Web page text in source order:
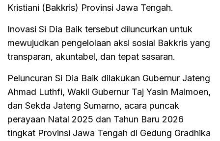
Kristiani (Bakkris) Provinsi Jawa Tengah.
Inovasi Si Dia Baik tersebut diluncurkan untuk
mewujudkan pengelolaan aksi sosial Bakkris yang
transparan, akuntabel, dan tepat sasaran.
Peluncuran Si Dia Baik dilakukan Gubernur Jateng
Ahmad Luthfi, Wakil Gubernur Taj Yasin Maimoen,
dan Sekda Jateng Sumarno, acara puncak
perayaan Natal 2025 dan Tahun Baru 2026
tingkat Provinsi Jawa Tengah di Gedung Gradhika